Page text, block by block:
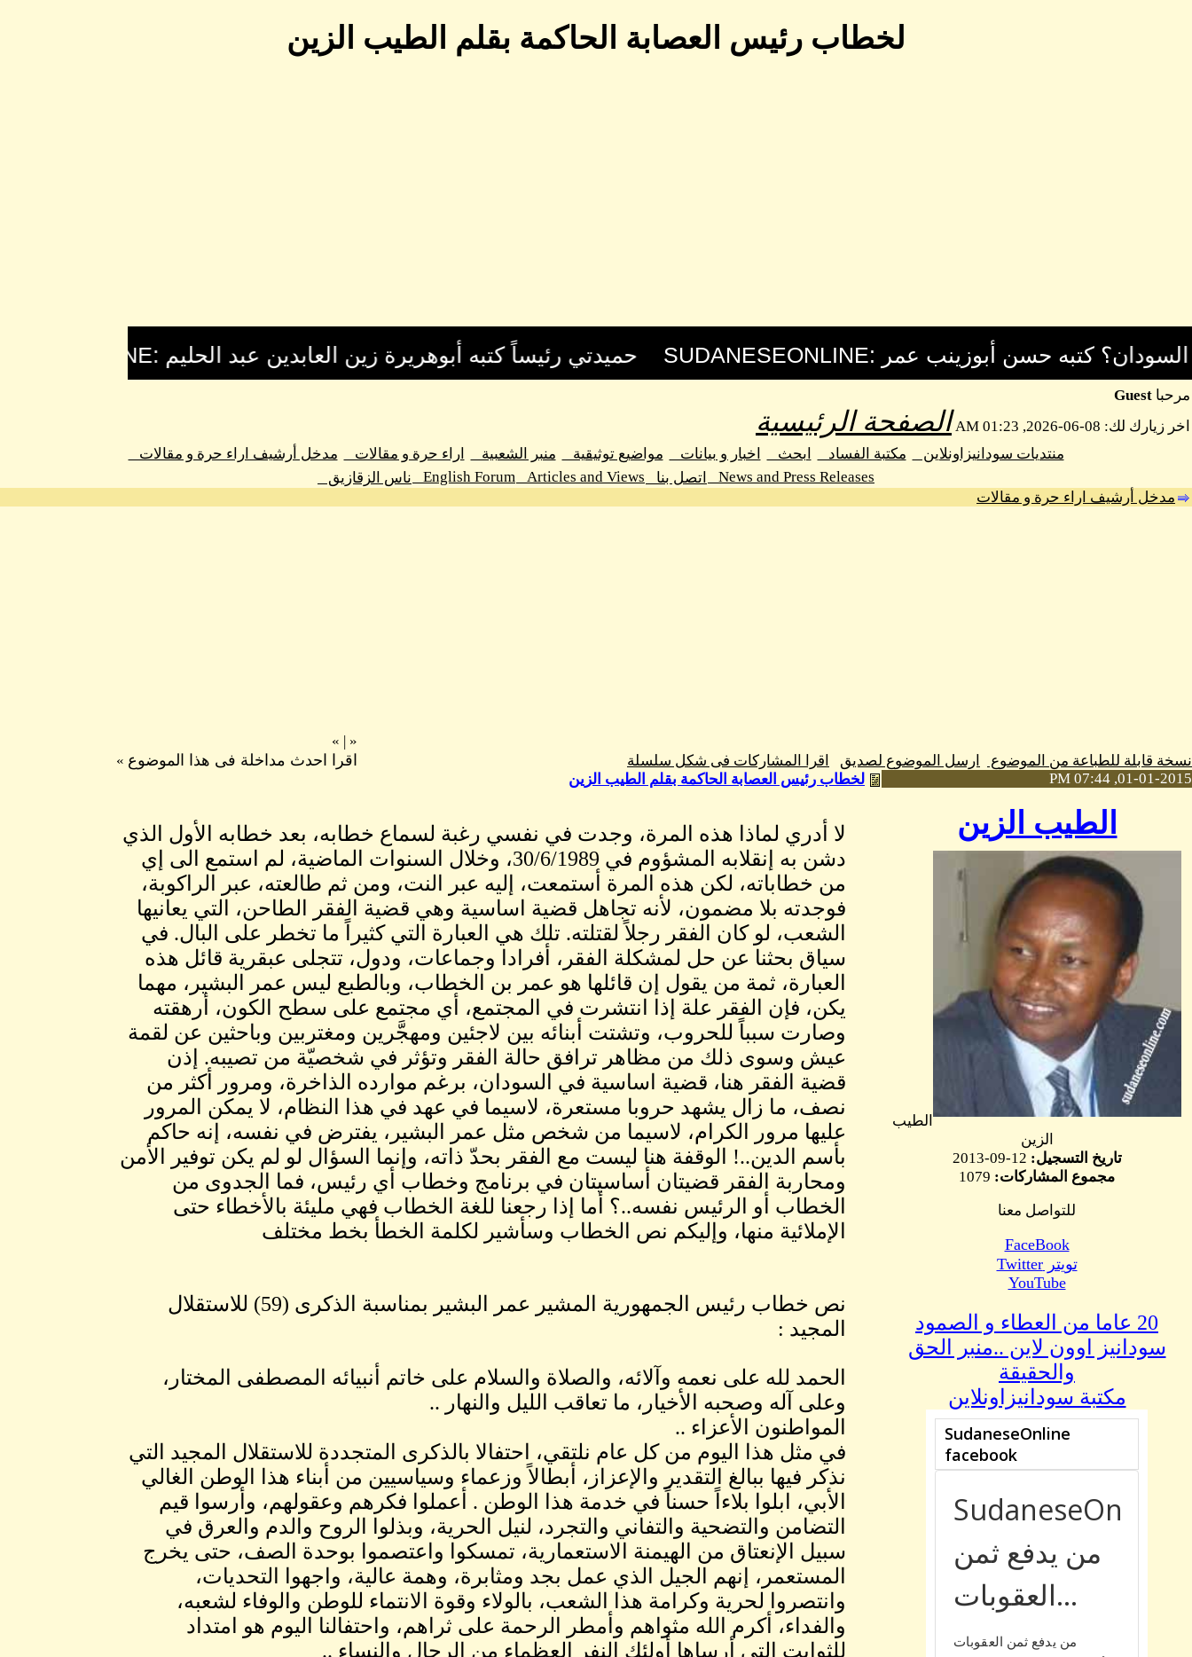
لخطاب رئيس العصابة الحاكمة بقلم الطيب الزين
مرحبا Guest
اخر زيارك لك: 08-06-2026, 01:23 AM
الصفحة الرئيسية
منتديات سودانيزاونلاين مكتبة الفساد ابحث اخبار و بيانات مواضيع توثيقية منبر الشعبية اراء حرة و مقالات
مدخل أرشيف اراء حرة و مقالات
News and Press Releases
اتصل بنا Articles and Views
English Forum
ناس الزقازيق
مدخل أرشيف اراء حرة و مقالات
نسخة قابلة للطباعة من الموضوع ارسل الموضوع لصديق اقرا المشاركات فى شكل سلسلة
«
|
»
اقرا احدث مداخلة فى هذا الموضوع »
01-01-2015, 07:44 PM
الطيب الزين
الطيب
الزين
تاريخ التسجيل:
مجموع المشاركات:
للتواصل معنا
FaceBook
تويتر Twitter
YouTube
20 عاما من العطاء و الصمود
سودانيز اوون لاين ..منبر الحق
والحقيقة
مكتبة سودانيزاونلاين
لخطاب رئيس العصابة الحاكمة بقلم الطيب الزين
لا أدري لماذا هذه المرة، وجدت في نفسي رغبة لسماع خطابه، بعد خطابه الأول الذي
دشن به إنقلابه المشؤوم في 30/6/1989، وخلال السنوات الماضية، لم استمع الى إي
من خطاباته، لكن هذه المرة أستمعت، إليه عبر النت، ومن ثم طالعته، عبر الراكوبة،
فوجدته بلا مضمون، لأنه تجاهل قضية اساسية وهي قضية الفقر الطاحن، التي يعانيها
الشعب، لو كان الفقر رجلاً لقتلته. تلك هي العبارة التي كثيراً ما تخطر على البال. في
سياق بحثنا عن حل لمشكلة الفقر، أفرادا وجماعات، ودول، تتجلى عبقرية قائل هذه
العبارة، ثمة من يقول إن قائلها هو عمر بن الخطاب، وبالطبع ليس عمر البشير، مهما
يكن، فإن الفقر علة إذا انتشرت في المجتمع، أي مجتمع على سطح الكون، أرهقته
وصارت سبباً للحروب، وتشتت أبنائه بين لاجئين ومهجَّرين ومغتربين وباحثين عن لقمة
عيش وسوى ذلك من مظاهر ترافق حالة الفقر وتؤثر في شخصيّة من تصيبه. إذن
قضية الفقر هنا، قضية اساسية في السودان، برغم موارده الذاخرة، ومرور أكثر من
نصف، ما زال يشهد حروبا مستعرة، لاسيما في عهد في هذا النظام، لا يمكن المرور
عليها مرور الكرام، لاسيما من شخص مثل عمر البشير، يفترض في نفسه، إنه حاكم
بأسم الدين..! الوقفة هنا ليست مع الفقر بحدّ ذاته، وإنما السؤال لو لم يكن توفير الأمن
ومحاربة الفقر قضيتان أساسيتان في برنامج وخطاب أي رئيس، فما الجدوى من
الخطاب أو الرئيس نفسه..؟ أما إذا رجعنا للغة الخطاب فهي مليئة بالأخطاء حتى
الإملائية منها، وإليكم نص الخطاب وسأشير لكلمة الخطأ بخط مختلف
نص خطاب رئيس الجمهورية المشير عمر البشير بمناسبة الذكرى (59) للاستقلال
المجيد :
الحمد لله على نعمه وآلائه، والصلاة والسلام على خاتم أنبيائه المصطفى المختار،
وعلى آله وصحبه الأخيار، ما تعاقب الليل والنهار ..
المواطنون الأعزاء ..
في مثل هذا اليوم من كل عام نلتقي، احتفالا بالذكرى المتجددة للاستقلال المجيد التي
نذكر فيها ببالغ التقدير والإعزاز، أبطالاً وزعماء وسياسيين من أبناء هذا الوطن الغالي
الأبي، ابلوا بلاءاً حسناً في خدمة هذا الوطن . أعملوا فكرهم وعقولهم، وأرسوا قيم
التضامن والتضحية والتفاني والتجرد، لنيل الحرية، وبذلوا الروح والدم والعرق في
سبيل الإنعتاق من الهيمنة الاستعمارية، تمسكوا واعتصموا بوحدة الصف، حتى يخرج
المستعمر، إنهم الجيل الذي عمل بجد ومثابرة، وهمة عالية، واجهوا التحديات،
وانتصروا لحرية وكرامة هذا الشعب، بالولاء وقوة الانتماء للوطن والوفاء لشعبه،
والفداء، أكرم الله مثواهم وأمطر الرحمة على ثراهم، واحتفالنا اليوم هو امتداد
للثوابت التي أرساها أولئك النفر العظماء من الرجال والنساء ..